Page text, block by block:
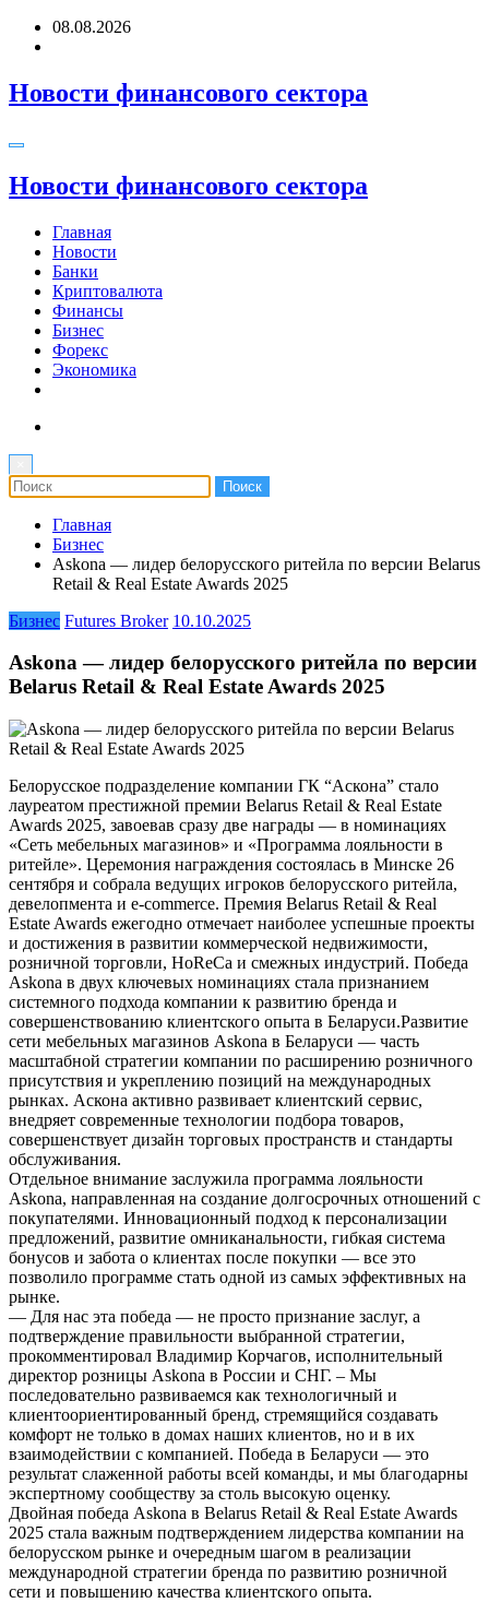
Перейти08.08.2026
Новости финансового сектора
Новости финансового сектора
Главная
Новости
Банки
Криптовалюта
Финансы
Бизнес
Форекс
Экономика
Главная
Бизнес
Askona — лидер белорусского ритейла по версии Belarus
Retail & Real Estate Awards 2025
Бизнес Futures Broker 10.10.2025
Askona — лидер белорусского ритейла по версии
Belarus Retail & Real Estate Awards 2025
Белорусское подразделение компании ГК “Аскона” стало
лауреатом престижной премии Belarus Retail & Real Estate
Awards 2025, завоевав сразу две награды — в номинациях
«Сеть мебельных магазинов» и «Программа лояльности в
ритейле». Церемония награждения состоялась в Минске 26
сентября и собрала ведущих игроков белорусского ритейла,
девелопмента и e-commerce. Премия Belarus Retail & Real
Estate Awards ежегодно отмечает наиболее успешные проекты
и достижения в развитии коммерческой недвижимости,
розничной торговли, HoReCa и смежных индустрий. Победа
Askona в двух ключевых номинациях стала признанием
системного подхода компании к развитию бренда и
совершенствованию клиентского опыта в Беларуси.Развитие
сети мебельных магазинов Askona в Беларуси — часть
масштабной стратегии компании по расширению розничного
присутствия и укреплению позиций на международных
рынках. Аскона активно развивает клиентский сервис,
внедряет современные технологии подбора товаров,
совершенствует дизайн торговых пространств и стандарты
обслуживания.
Отдельное внимание заслужила программа лояльности
Askona, направленная на создание долгосрочных отношений с
покупателями. Инновационный подход к персонализации
предложений, развитие омниканальности, гибкая система
бонусов и забота о клиентах после покупки — все это
позволило программе стать одной из самых эффективных на
рынке.
— Для нас эта победа — не просто признание заслуг, а
подтверждение правильности выбранной стратегии,
прокомментировал Владимир Корчагов, исполнительный
директор розницы Askona в России и СНГ. – Мы
последовательно развиваемся как технологичный и
клиентоориентированный бренд, стремящийся создавать
комфорт не только в домах наших клиентов, но и в их
взаимодействии с компанией. Победа в Беларуси — это
результат слаженной работы всей команды, и мы благодарны
экспертному сообществу за столь высокую оценку.
Двойная победа Askona в Belarus Retail & Real Estate Awards
2025 стала важным подтверждением лидерства компании на
белорусском рынке и очередным шагом в реализации
международной стратегии бренда по развитию розничной
сети и повышению качества клиентского опыта.